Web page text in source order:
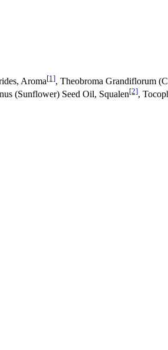
Aroma[1], Theobroma Grandiflorum
(Sunflower) Seed Oil, Squalen[2],